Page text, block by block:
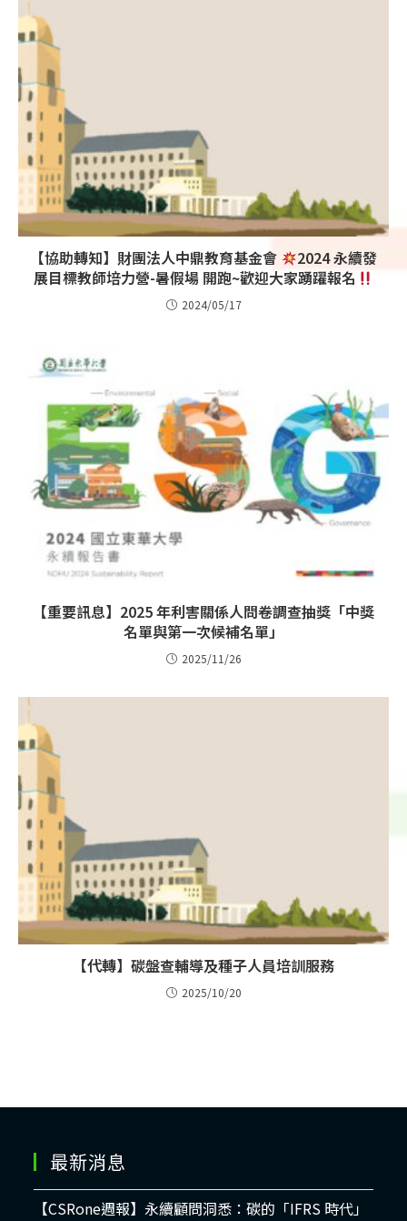
【協助轉知】財團法人中鼎教育基金會
2024 永續發
展目標教師培力營-暑假場 開跑~歡迎大家踴躍報名
2024/05/17
【重要訊息】2025 年利害關係人問卷調查抽獎「中獎
名單與第一次候補名單」
2025/11/26
【代轉】碳盤查輔導及種子人員培訓服務
2025/10/20
最新消息
【CSRone週報】永續顧問洞悉：碳的「IFRS 時代」